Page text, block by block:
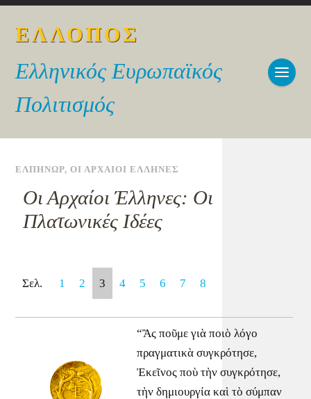
ΕΛΛΟΠΟΣ
Ελληνικός Ευρωπαϊκός
Πολιτισμός
ΕΛΠΗΝΩΡ,ΟΙ ΑΡΧΑΙΟΙ ΕΛΛΗΝΕΣ
Οι Αρχαίοι Έλληνες: Οι
Πλατωνικές Ιδέες
Σελ. 1 2 3 4 5 6 7 8
“Ἂς ποῦμε γιὰ ποιὸ λόγο
πραγματικὰ συγκρότησε,
Ἐκεῖνος ποὺ τὴν συγκρότησε,
τὴν δημιουργία καὶ τὸ σύμπαν